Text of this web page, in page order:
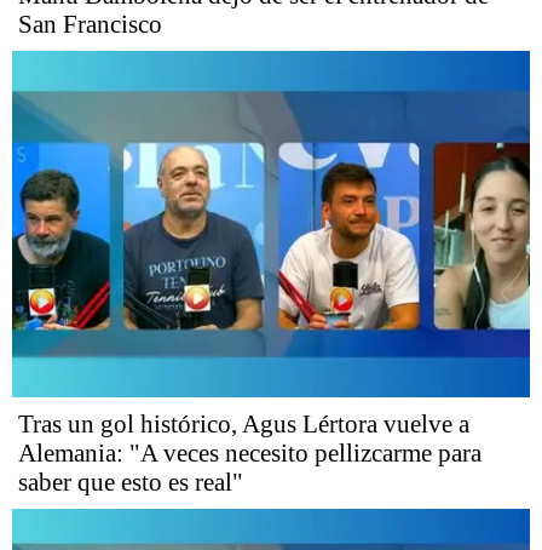
San Francisco
Tras un gol histórico, Agus Lértora vuelve a
Alemania: "A veces necesito pellizcarme para
saber que esto es real"